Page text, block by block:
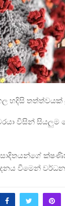
හදිසි තත්ත්වයක්
විසින්
වීමෙන්